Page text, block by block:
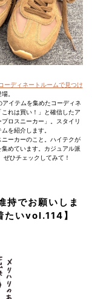
ーディネートルームで見つけ
。
イテムを集めたコーディネ
れは買い！」と確信したア
ロスニーカー」。スタイリ
を紹介します。
ーカーのこと。ハイテクが
めています。カジュアル派
ひチェックしてみて！
持でお願いしま
たいvol.114】